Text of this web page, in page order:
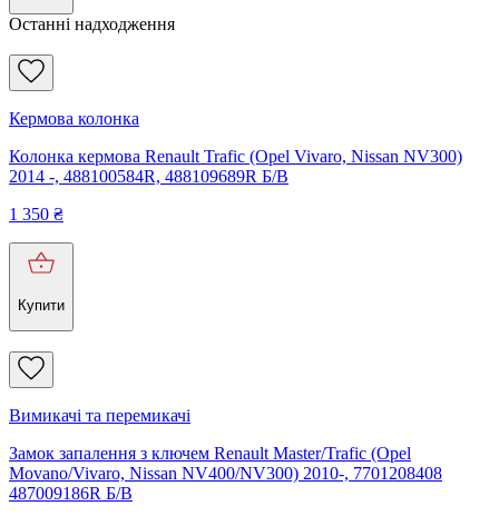
Останні надходження
Кермова колонка
Колонка кермова Renault Trafic (Opel Vivaro, Nissan NV300)
2014 -, 488100584R, 488109689R Б/В
1 350 ₴
Купити
Вимикачі та перемикачі
Замок запалення з ключем Renault Master/Trafic (Opel
Movano/Vivaro, Nissan NV400/NV300) 2010-, 7701208408
487009186R Б/В